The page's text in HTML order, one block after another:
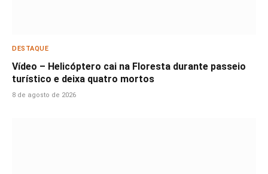
DESTAQUE
Vídeo – Helicóptero cai na Floresta durante passeio
turístico e deixa quatro mortos
8 de agosto de 2026